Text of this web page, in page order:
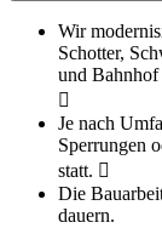
Wir
Schotter,
und

Je nach
Sperrungen
statt. 
Die
dauern.